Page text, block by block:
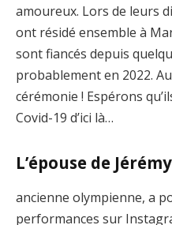
amoureux. Lors de leurs
ont résidé ensemble à
sont fiancés depuis
probablement en 2022.
cérémonie ! Espérons
Covid-19 d’ici là…
L’épouse de
ancienne olympienne, a
performances sur